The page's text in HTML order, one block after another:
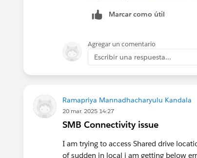
at
at
at
at
at
at
at
Marcar como útil
Agregar un comentario
Escribir una respuesta...
Ramapriya Mannadhacharyulu Kandala
20 mar. 2025 14:27
SMB Connectivity issue
I am trying to access Shared drive
of sudden in local i am getting below